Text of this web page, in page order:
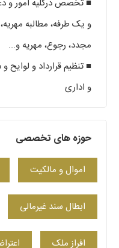
■ تخصص درکلیه امور و
و یک طرفه، مطالبه
مجدد، رجوع، مهریه و...
■ تنظیم قرارداد و
و اداری
حوزه های تخصصی
اموال و مالکیت
ابطال سند غیرمالی
افراز ملک